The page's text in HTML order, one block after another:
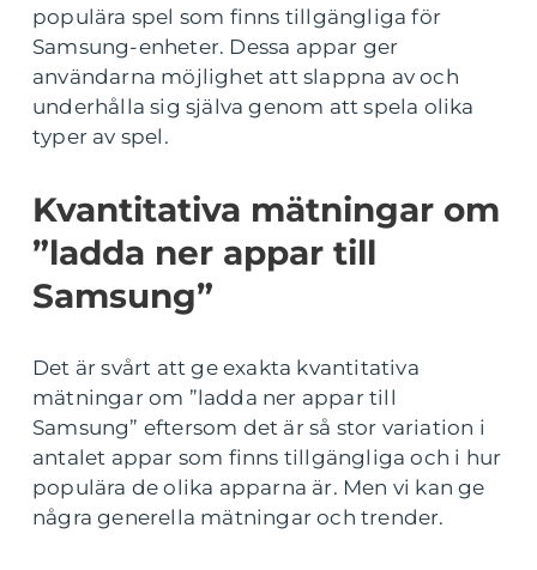
populära spel som finns tillgängliga för
Samsung-enheter. Dessa appar ger
användarna möjlighet att slappna av och
underhålla sig själva genom att spela olika
typer av spel.
Kvantitativa mätningar om
”ladda ner appar till
Samsung”
Det är svårt att ge exakta kvantitativa
mätningar om ”ladda ner appar till
Samsung” eftersom det är så stor variation i
antalet appar som finns tillgängliga och i hur
populära de olika apparna är. Men vi kan ge
några generella mätningar och trender.